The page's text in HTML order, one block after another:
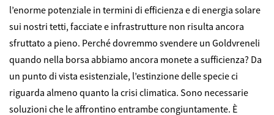
l’enorme potenziale in termini di efficienza e di energia solare
sui nostri tetti, facciate e infrastrutture non risulta ancora
sfruttato a pieno. Perché dovremmo svendere un Goldvreneli
quando nella borsa abbiamo ancora monete a sufficienza? Da
un punto di vista esistenziale, l’estinzione delle specie ci
riguarda almeno quanto la crisi climatica. Sono necessarie
soluzioni che le affrontino entrambe congiuntamente. È